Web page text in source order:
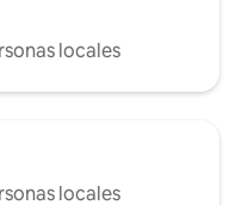
locales
locales